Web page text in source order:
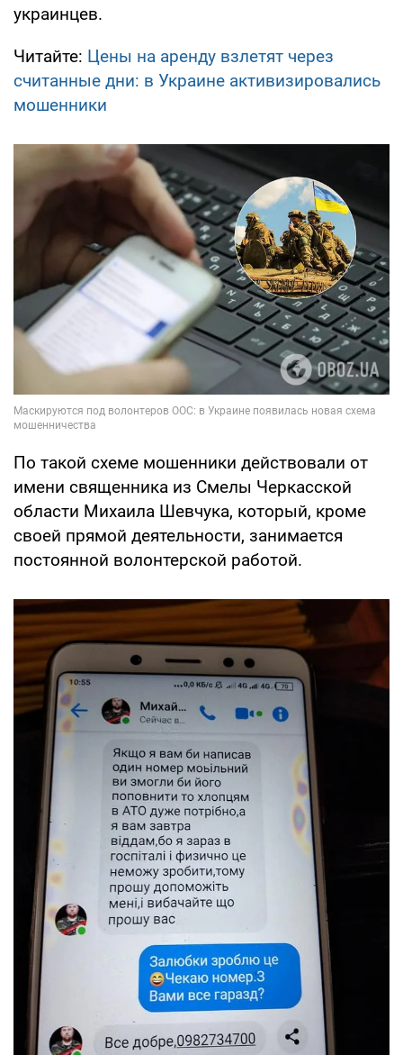
украинцев.
Читайте: Цены на аренду взлетят через
считанные дни: в Украине активизировались
мошенники
По такой схеме мошенники действовали от
имени священника из Смелы Черкасской
области Михаила Шевчука, который, кроме
своей прямой деятельности, занимается
постоянной волонтерской работой.